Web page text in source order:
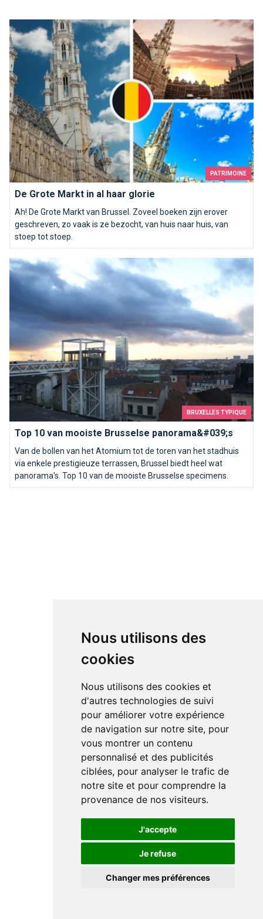
Nous utilisons des
cookies
Nous utilisons des cookies et
d'autres technologies de suivi
pour améliorer votre expérience
de navigation sur notre site, pour
vous montrer un contenu
personnalisé et des publicités
ciblées, pour analyser le trafic de
notre site et pour comprendre la
provenance de nos visiteurs.
J'accepte
Je refuse
Changer mes préférences
PATRIMOINE
De Grote Markt in al haar glorie
Ah! De Grote Markt van Brussel. Zoveel boeken zijn erover
geschreven, zo vaak is ze bezocht, van huis naar huis, van
stoep tot stoep.
De Grote Markt in al haar glorie
BRUXELLES TYPIQUE
Top 10 van mooiste Brusselse panorama&#039;s
Van de bollen van het Atomium tot de toren van het stadhuis
via enkele prestigieuze terrassen, Brussel biedt heel wat
panorama's. Top 10 van de mooiste Brusselse specimens.
Top 10 van mooiste Brusselse panorama&#039;s